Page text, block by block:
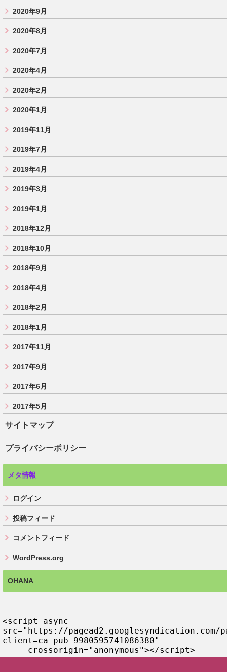
2020年9月
2020年8月
2020年7月
2020年4月
2020年2月
2020年1月
2019年11月
2019年7月
2019年4月
2019年3月
2019年1月
2018年12月
2018年10月
2018年9月
2018年4月
2018年2月
2018年1月
2017年11月
2017年9月
2017年6月
2017年5月
サイトマップ
プライバシーポリシー
メタ情報
ログイン
投稿フィード
コメントフィード
WordPress.org
OHANA
<script async
src="https://pagead2.googlesyndication.com/
client=ca-pub-9980595741086380"
     crossorigin="anonymous"></script>